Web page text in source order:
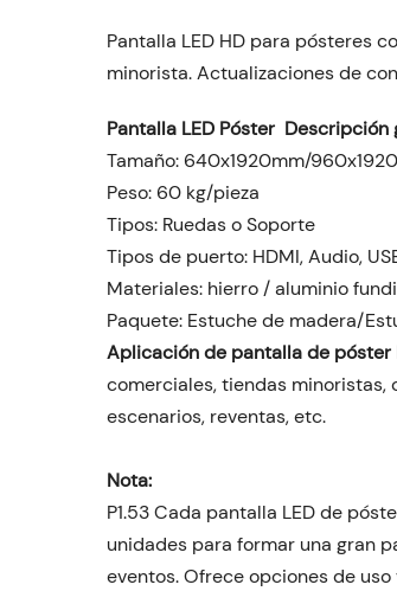
Pantalla LED HD para pósteres
minorista. Actualizaciones de
Pantalla LED Póster Descripción
Tamaño: 640x1920mm/
Peso: 60 kg/pieza
Tipos: Ruedas o Soporte
Tipos de puerto: HDMI, Audio,
Materiales: hierro / aluminio
Paquete: Estuche de madera/
Aplicación de pantalla de póster
comerciales, tiendas minoristas,
escenarios, reventas, etc.
Nota:
P1.53 Cada pantalla LED de
unidades para formar una gran
eventos. Ofrece opciones de